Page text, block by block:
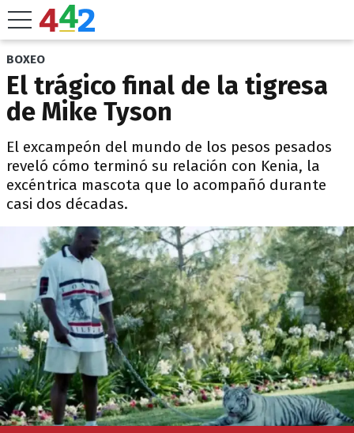
BOXEO
El trágico final de la tigresa
de Mike Tyson
El excampeón del mundo de los pesos pesados
reveló cómo terminó su relación con Kenia, la
excéntrica mascota que lo acompañó durante
casi dos décadas.